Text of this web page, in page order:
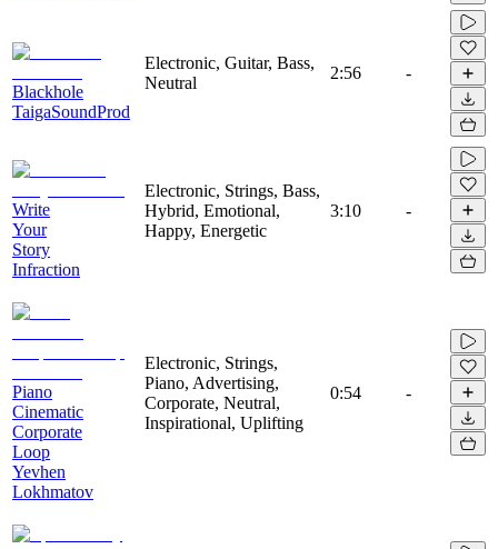
Blackhole
TaigaSoundProd
Electronic, Guitar, Bass,
Neutral
2:56 -
Write
Your
Story
Infraction
Electronic, Strings, Bass,
Hybrid, Emotional,
Happy, Energetic
3:10 -
Piano
Cinematic
Corporate
Loop
Yevhen
Lokhmatov
Electronic, Strings,
Piano, Advertising,
Corporate, Neutral,
Inspirational, Uplifting
0:54 -